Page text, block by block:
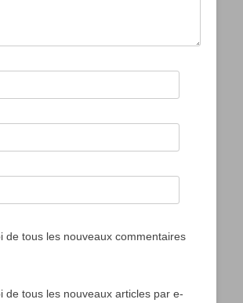
de tous les nouveaux commentaires
de tous les nouveaux articles par e-